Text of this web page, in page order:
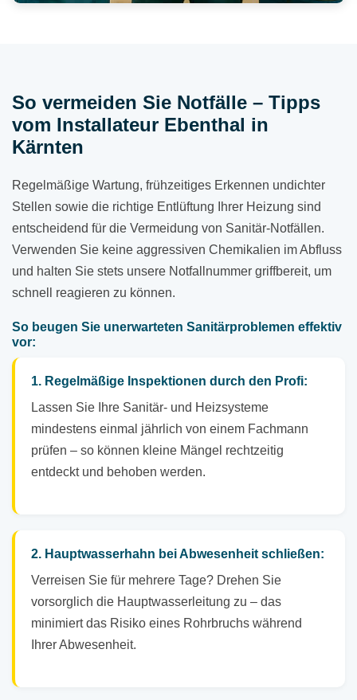
So vermeiden Sie Notfälle – Tipps
vom Installateur Ebenthal in
Kärnten
Regelmäßige Wartung, frühzeitiges Erkennen undichter
Stellen sowie die richtige Entlüftung Ihrer Heizung sind
entscheidend für die Vermeidung von Sanitär-Notfällen.
Verwenden Sie keine aggressiven Chemikalien im Abfluss
und halten Sie stets unsere Notfallnummer griffbereit, um
schnell reagieren zu können.
So beugen Sie unerwarteten Sanitärproblemen effektiv
vor:
1. Regelmäßige Inspektionen durch den Profi:
Lassen Sie Ihre Sanitär- und Heizsysteme
mindestens einmal jährlich von einem Fachmann
prüfen – so können kleine Mängel rechtzeitig
entdeckt und behoben werden.
2. Hauptwasserhahn bei Abwesenheit schließen:
Verreisen Sie für mehrere Tage? Drehen Sie
vorsorglich die Hauptwasserleitung zu – das
minimiert das Risiko eines Rohrbruchs während
Ihrer Abwesenheit.